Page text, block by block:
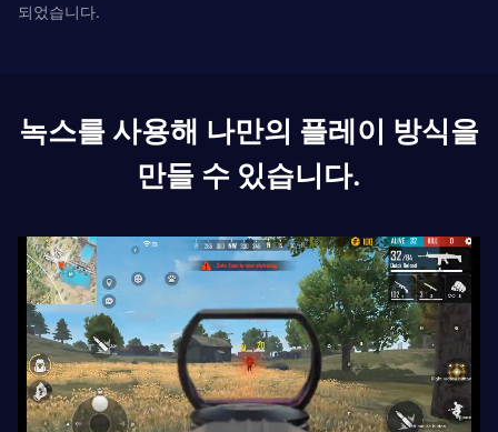
되었습니다.
녹스를 사용해 나만의 플레이 방식을
만들 수 있습니다.